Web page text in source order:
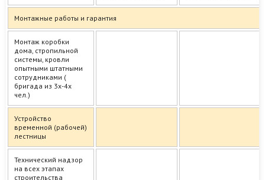
Монтажные работы и гарантия
Монтаж коробки
дома, стропильной
системы, кровли
опытными штатными
сотрудниками (
бригада из 3х-4х
чел.)
Устройство
временной (рабочей)
лестницы
Технический надзор
на всех этапах
строительства